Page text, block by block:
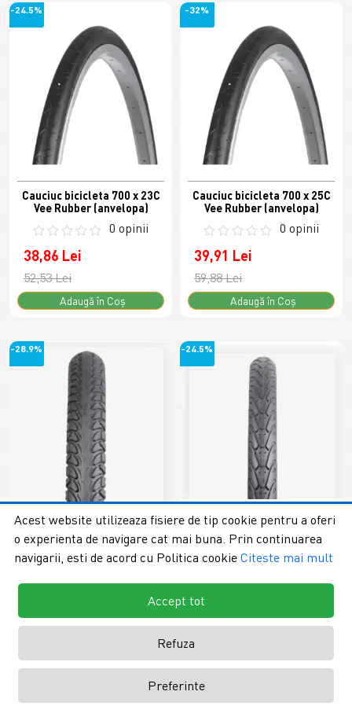
-24.5%
Cauciuc bicicleta 700 x 23C
Vee Rubber (anvelopa)
0 opinii
38,86 Lei
52,53 Lei
Adaugă în Coş
-32%
Cauciuc bicicleta 700 x 25C
Vee Rubber (anvelopa)
0 opinii
39,91 Lei
59,88 Lei
Adaugă în Coş
-28.9%
Cauciuc bicicleta electrica
16x2.5, Vee Tire
0 opinii
135,66 Lei
-24.5%
Cauciuc bicicleta 20 x 1.75
Vee Rubber (anvelopa)
0 opinii
38,86 Lei
52,53 Lei
>|
Acest website utilizeaza fisiere de tip cookie pentru a oferi
o experienta de navigare cat mai buna. Prin continuarea
navigarii, esti de acord cu Politica cookie Citeste mai mult
Accept tot
Refuza
Preferinte